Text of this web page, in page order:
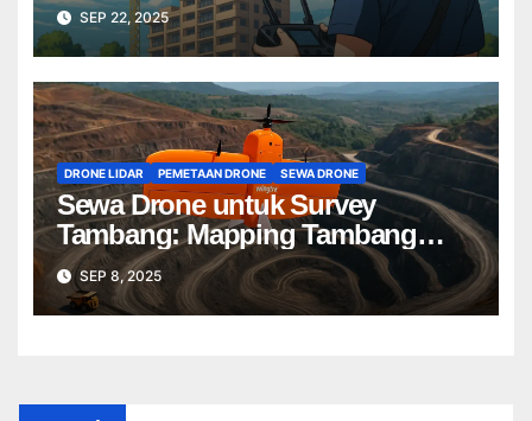
SEP 22, 2025
DRONE LIDAR PEMETAAN DRONE SEWA DRONE
Sewa Drone untuk Survey
Tambang: Mapping Tambang
Profesional Lebih Cepat & Akurat
SEP 8, 2025